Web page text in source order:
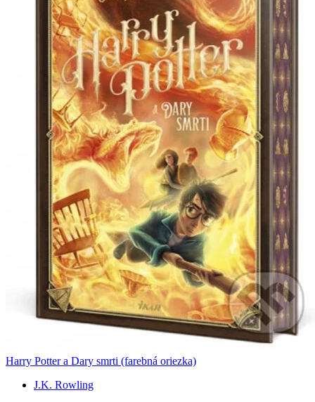
Harry Potter a Dary smrti (farebná oriezka)
J.K. Rowling